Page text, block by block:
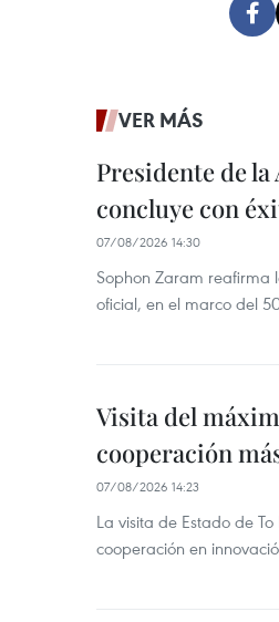
VER MÁS
Presidente de
concluye con
07/08/2026 14:30
Sophon Zaram reafirma
oficial, en el marco del
Visita del
cooperación
07/08/2026 14:23
La visita de Estado de
cooperación en